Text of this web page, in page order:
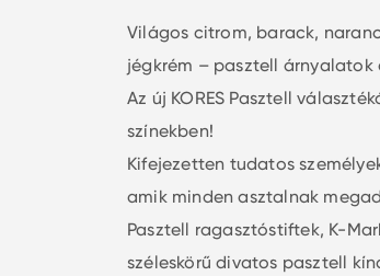
Világos citrom, barack,
jégkrém – pasztell árnyalatok
Az új KORES Pasztell
színekben!
Kifejezetten tudatos
amik minden asztalnak
Pasztell ragasztóstiftek, K-
széleskörű divatos pasztell